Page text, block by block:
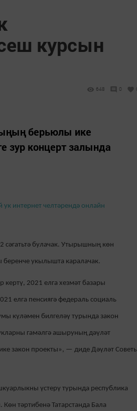
курсын
648 0
берьюлы ике
зур концерт залында
интернет челтәрендә онлайн
булачак. Утырышның көн
беренче укылышта каралачак.
2021 елга хезмәт базары
елга пенсиягә федераль социаль
күләмен билгеләү турында закон
гамәлгә ашыруның дәүләт
закон проекты», — диде Дәүләт
үстерү турында республика
тәртибенә Татарстанда Бала